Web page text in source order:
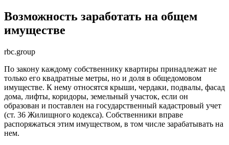
Возможность заработать на общем
имуществе
rbc.group
По закону каждому собственнику квартиры принадлежат не
только его квадратные метры, но и доля в общедомовом
имуществе. К нему относятся крыши, чердаки, подвалы, фасад
дома, лифты, коридоры, земельный участок, если он
образован и поставлен на государственный кадастровый учет
(ст. 36 Жилищного кодекса). Собственники вправе
распоряжаться этим имуществом, в том числе зарабатывать на
нем.